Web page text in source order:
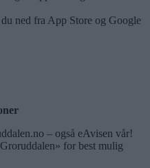
ned fra App Store og Google
– også eAvisen vår!
for best mulig